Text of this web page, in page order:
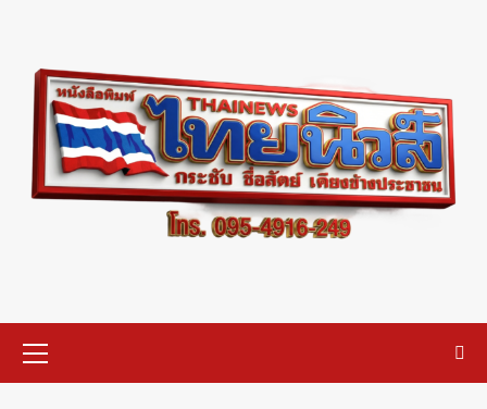
content
Menu